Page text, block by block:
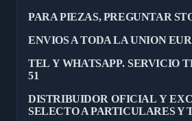
PARA PIEZAS, PREGUNTAR
ENVIOS A TODA LA UNION
TEL Y WHATSAPP. SERVICIO
51
DISTRIBUIDOR OFICIAL Y
SELECTO A PARTICULARES Y